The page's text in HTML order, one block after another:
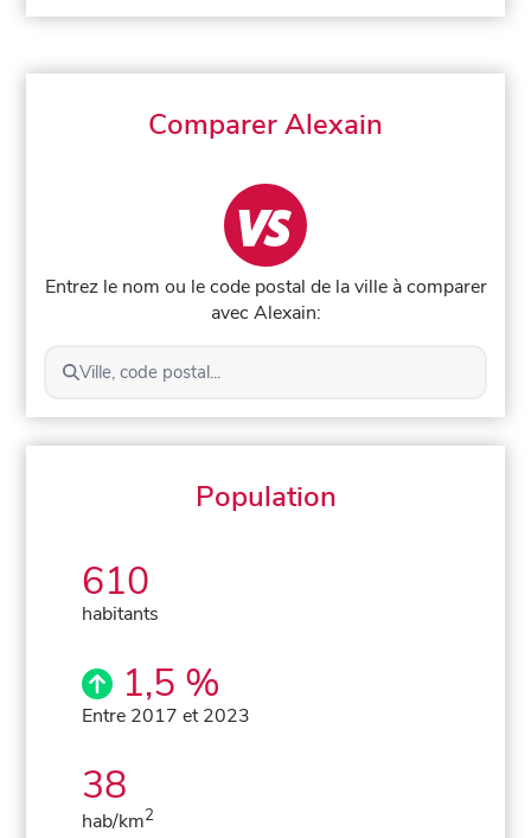
Comparer Alexain
Entrez le nom ou le code postal de la ville à comparer
avec Alexain:
Ville, code postal...
Population
610
habitants
1,5 %
Entre 2017 et 2023
38
hab/km2